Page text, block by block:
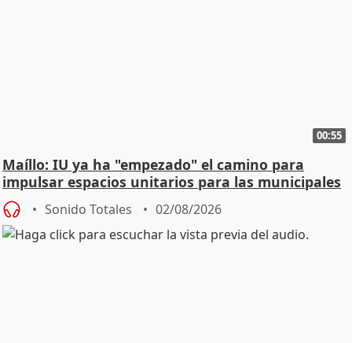
00:55
Maíllo: IU ya ha "empezado" el camino para
impulsar espacios unitarios para las municipales
Sonido Totales 02/08/2026